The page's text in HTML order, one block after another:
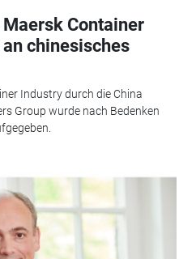
Container
chinesisches
Industry durch die China
Group wurde nach Bedenken